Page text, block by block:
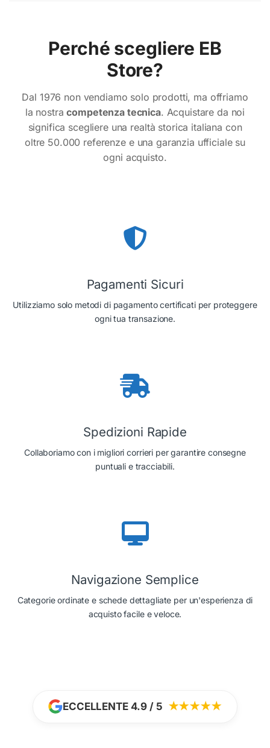
Perché scegliere EB
Store?
Dal 1976 non vendiamo solo prodotti, ma offriamo
la nostracompetenza tecnica. Acquistare da noi
significa scegliere una realtà storica italiana con
oltre 50.000 referenze e una garanzia ufficiale su
ogni acquisto.
Pagamenti Sicuri
Utilizziamo solo metodi di pagamento certificati per proteggere
ogni tua transazione.
Spedizioni Rapide
Collaboriamo con i migliori corrieri per garantire consegne
puntuali e tracciabili.
Navigazione Semplice
Categorie ordinate e schede dettagliate per un'esperienza di
acquisto facile e veloce.
ECCELLENTE 4.9 / 5 ★★★★★